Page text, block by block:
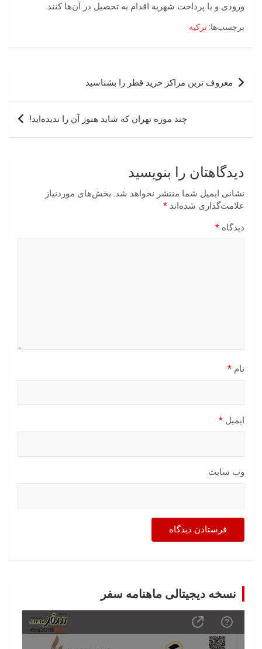
ورودی و یا پرداخت شهریه اقدام به تحصیل در آن‌ها کنند.
برچسب‌ها: ترکیه
راهبری
نوشته
معروف ترین مراکز خرید قطر را بشناسید
چند موزه‌ تهران که شاید هنوز آن را ندیده‌اید!
دیدگاهتان را بنویسید
نشانی ایمیل شما منتشر نخواهد شد. بخش‌های موردنیاز
علامت‌گذاری شده‌اند *
دیدگاه *
نام *
ایمیل *
وب‌ سایت
نسخه دیجیتالی ماهنامه سفر